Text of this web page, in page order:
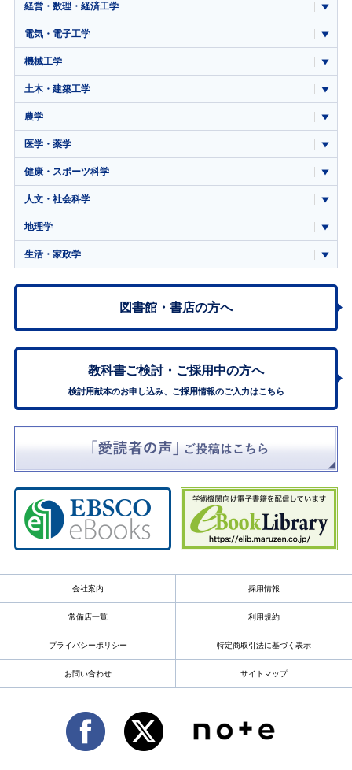
経営・数理・経済工学
電気・電子工学
機械工学
土木・建築工学
農学
医学・薬学
健康・スポーツ科学
人文・社会科学
地理学
生活・家政学
図書館・書店の方へ
教科書ご検討・ ご採用中の方へ
検討用献本のお申し込み、ご採用情報のご入力はこちら
会社案内 採用情報
常備店一覧 利用規約
プライバシーポリシー 特定商取引法に基づく表示
お問い合わせ サイトマップ